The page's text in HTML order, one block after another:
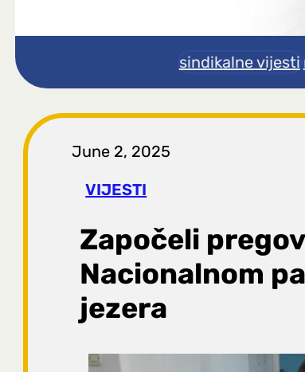
r
t
r
a
g
a
sindikalne vijesti
June 2, 2025
VIJESTI
Započeli
Nacionalnom
jezera